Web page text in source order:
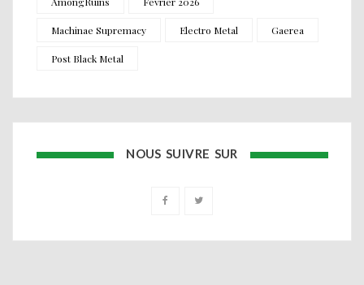
Machinae Supremacy Electro Metal Gaerea
Post Black Metal
NOUS SUIVRE SUR